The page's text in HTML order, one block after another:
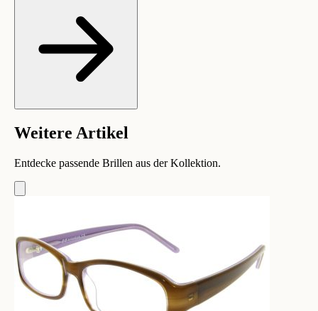
Weitere Artikel
Entdecke passende Brillen aus der Kollektion.